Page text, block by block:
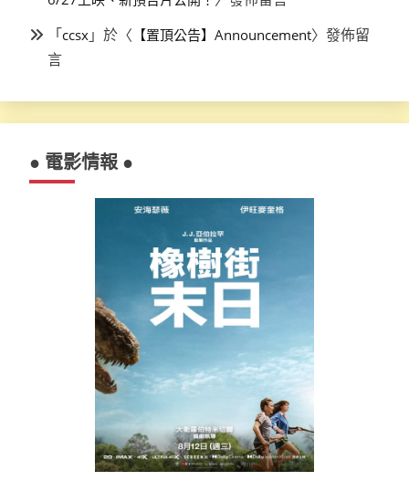
「ccsx 」於〈 【置頂公告】Announcement〉發佈留
言
● 電影情報 ●